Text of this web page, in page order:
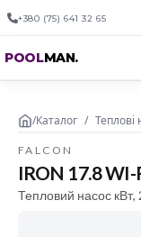
+380 (75) 641 32 65
POOLMAN.
/Каталог / Теплові
FALCON
IRON 17.8 WI-
Тепловий насос